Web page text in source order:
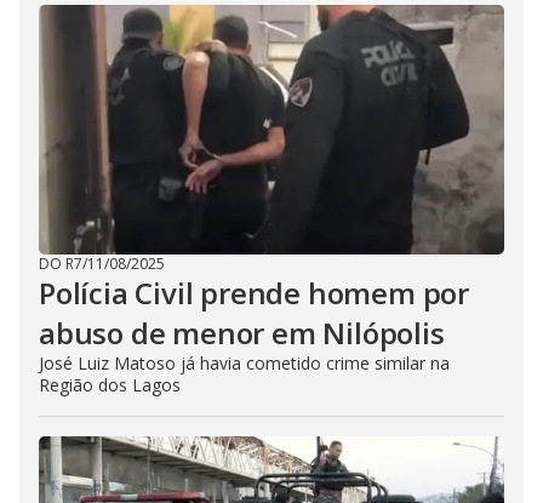
DO R7/11/08/2025
Polícia Civil prende homem por
abuso de menor em Nilópolis
José Luiz Matoso já havia cometido crime similar na
Região dos Lagos